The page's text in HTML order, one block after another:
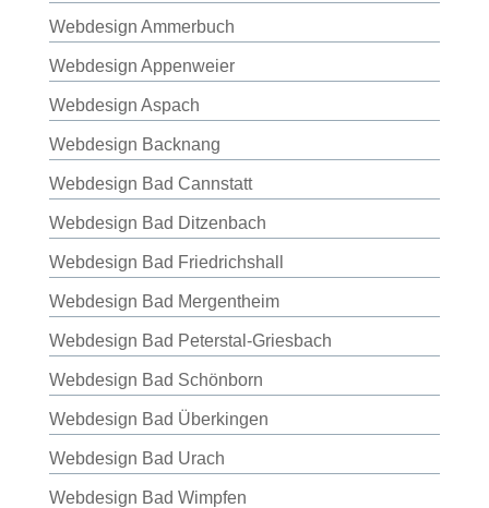
Webdesign Ammerbuch
Webdesign Appenweier
Webdesign Aspach
Webdesign Backnang
Webdesign Bad Cannstatt
Webdesign Bad Ditzenbach
Webdesign Bad Friedrichshall
Webdesign Bad Mergentheim
Webdesign Bad Peterstal-Griesbach
Webdesign Bad Schönborn
Webdesign Bad Überkingen
Webdesign Bad Urach
Webdesign Bad Wimpfen